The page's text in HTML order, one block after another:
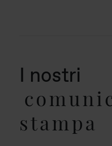
I nostri
stampa